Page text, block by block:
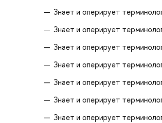
Знает и оперирует
Знает и оперирует
Знает и оперирует
Знает и оперирует
Знает и оперирует
Знает и оперирует
Знает и оперирует